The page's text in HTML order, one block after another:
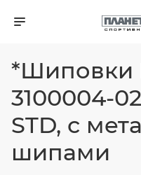
*Шиповки
3100004-
STD, с
шипами